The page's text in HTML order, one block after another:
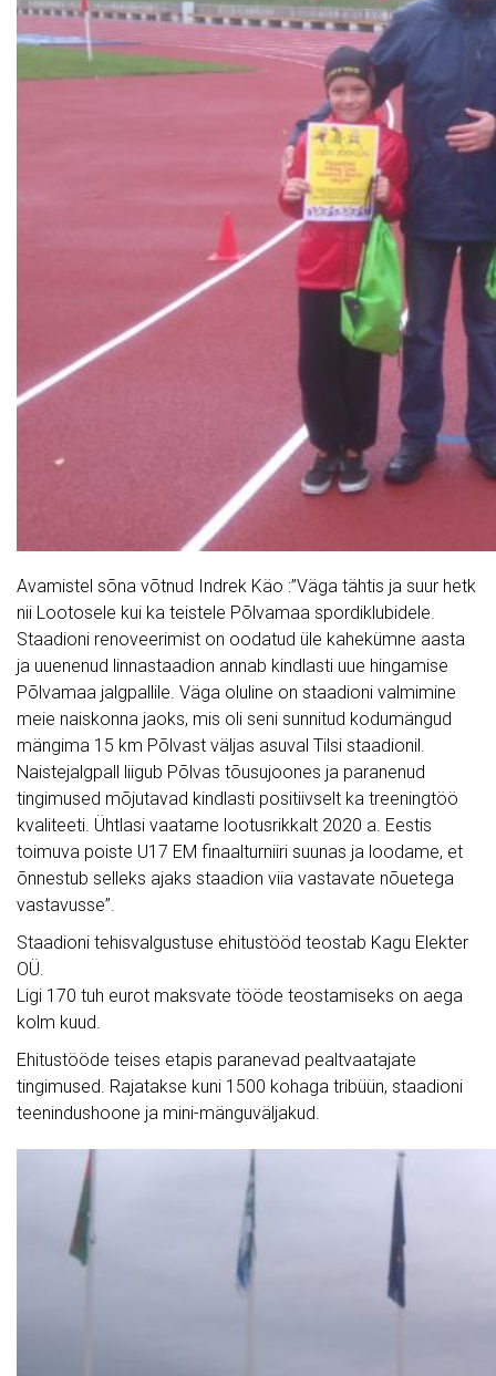
Avamistel sõna võtnud Indrek Käo :”Väga tähtis ja suur hetk
nii Lootosele kui ka teistele Põlvamaa spordiklubidele.
Staadioni renoveerimist on oodatud üle kahekümne aasta
ja uuenenud linnastaadion annab kindlasti uue hingamise
Põlvamaa jalgpallile. Väga oluline on staadioni valmimine
meie naiskonna jaoks, mis oli seni sunnitud kodumängud
mängima 15 km Põlvast väljas asuval Tilsi staadionil.
Naistejalgpall liigub Põlvas tõusujoones ja paranenud
tingimused mõjutavad kindlasti positiivselt ka treeningtöö
kvaliteeti. Ühtlasi vaatame lootusrikkalt 2020 a. Eestis
toimuva poiste U17 EM finaalturniiri suunas ja loodame, et
õnnestub selleks ajaks staadion viia vastavate nõuetega
vastavusse”.
Staadioni tehisvalgustuse ehitustööd teostab Kagu Elekter
OÜ.
Ligi 170 tuh eurot maksvate tööde teostamiseks on aega
kolm kuud.
Ehitustööde teises etapis paranevad pealtvaatajate
tingimused. Rajatakse kuni 1500 kohaga tribüün, staadioni
teenindushoone ja mini-mänguväljakud.